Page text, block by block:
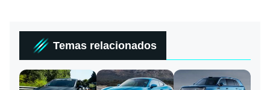
Temas relacionados